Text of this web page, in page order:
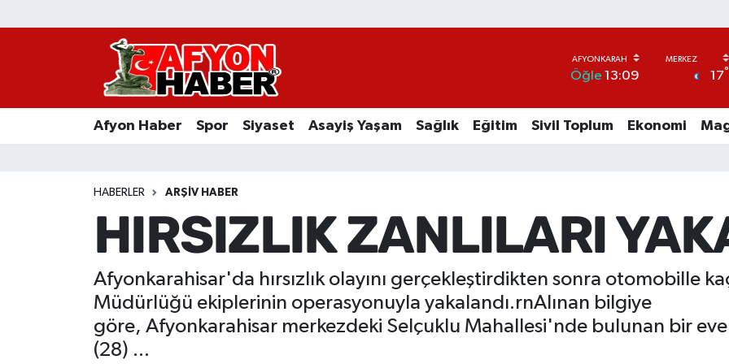
Öğle 13:09 17°
Afyon Haber Spor Siyaset Asayiş Yaşam Sağlık Eğitim Sivil Toplum Ekonomi
HABERLER ARŞIV HABER
HIRSIZLIK ZANLILARI
Afyonkarahisar'da hırsızlık olayını gerçekleştirdikten sonra otomobille
Müdürlüğü ekiplerinin operasyonuyla yakalandı.rnAlınan bilgiye
göre, Afyonkarahisar merkezdeki Selçuklu Mahallesi'nde bulunan bir eve
(28) ...
Afyon Haber
Asayiş Yaşam
Sivil Toplum
Ekonomi